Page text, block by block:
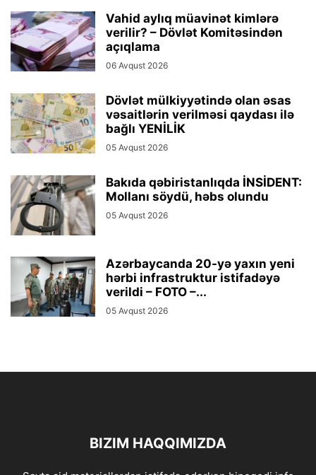
Vahid aylıq müavinət kimlərə
verilir? – Dövlət Komitəsindən
açıqlama
06 Avqust 2026
Dövlət mülkiyyətində olan əsas
vəsaitlərin verilməsi qaydası ilə
bağlı YENİLİK
05 Avqust 2026
Bakıda qəbiristanlıqda İNSİDENT:
Mollanı söydü, həbs olundu
05 Avqust 2026
Azərbaycanda 20-yə yaxın yeni
hərbi infrastruktur istifadəyə
verildi – FOTO –...
05 Avqust 2026
BIZIM HAQQIMIZDA